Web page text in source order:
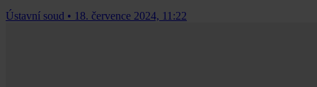
Ústavní soud • 18. července 2024, 11:22